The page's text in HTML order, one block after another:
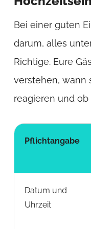
Bei einer guten
darum, alles
Richtige. Eure
verstehen, wann
reagieren und
Pflichtangabe
Datum und
Uhrzeit